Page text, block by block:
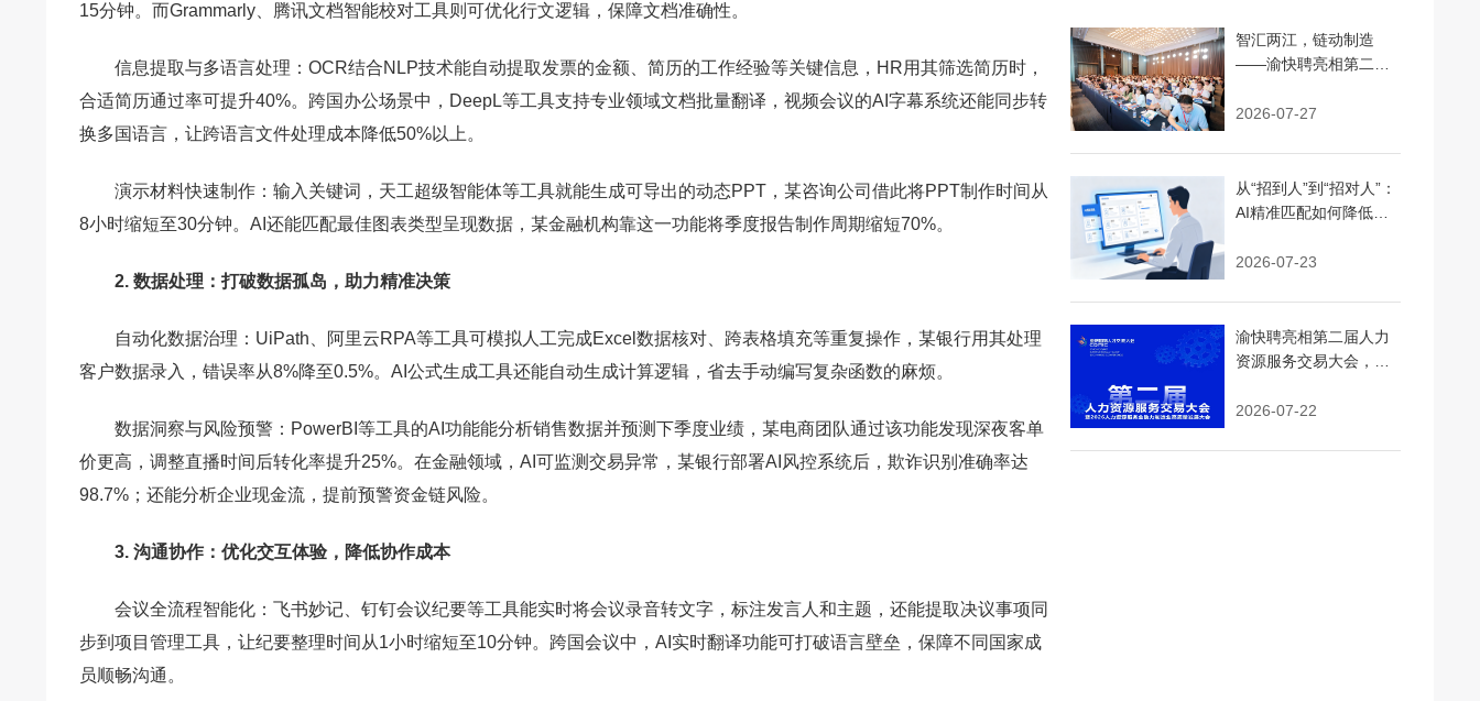
15分钟。而Grammarly、腾讯文档智能校对工具则可优化行文逻辑，保障文档准确性。
信息提取与多语言处理：OCR结合NLP技术能自动提取发票的金额、简历的工作经验等关键信息，HR用其筛选简历时，
合适简历通过率可提升40%。跨国办公场景中，DeepL等工具支持专业领域文档批量翻译，视频会议的AI字幕系统还能同步转
换多国语言，让跨语言文件处理成本降低50%以上。
演示材料快速制作：输入关键词，天工超级智能体等工具就能生成可导出的动态PPT，某咨询公司借此将PPT制作时间从
8小时缩短至30分钟。AI还能匹配最佳图表类型呈现数据，某金融机构靠这一功能将季度报告制作周期缩短70%。
2. 数据处理：打破数据孤岛，助力精准决策
自动化数据治理：UiPath、阿里云RPA等工具可模拟人工完成Excel数据核对、跨表格填充等重复操作，某银行用其处理
客户数据录入，错误率从8%降至0.5%。AI公式生成工具还能自动生成计算逻辑，省去手动编写复杂函数的麻烦。
数据洞察与风险预警：PowerBI等工具的AI功能能分析销售数据并预测下季度业绩，某电商团队通过该功能发现深夜客单
价更高，调整直播时间后转化率提升25%。在金融领域，AI可监测交易异常，某银行部署AI风控系统后，欺诈识别准确率达
98.7%；还能分析企业现金流，提前预警资金链风险。
3. 沟通协作：优化交互体验，降低协作成本
会议全流程智能化：飞书妙记、钉钉会议纪要等工具能实时将会议录音转文字，标注发言人和主题，还能提取决议事项同
步到项目管理工具，让纪要整理时间从1小时缩短至10分钟。跨国会议中，AI实时翻译功能可打破语言壁垒，保障不同国家成
员顺畅沟通。
智汇两江，链动制造
——渝快聘亮相第二届
并完成战略签约
2026-07-27
从“招到人”到“招对人”：
AI精准匹配如何降低企
2026-07-23
渝快聘亮相第二届人力
资源服务交易大会，AI
行业新浪潮
2026-07-22